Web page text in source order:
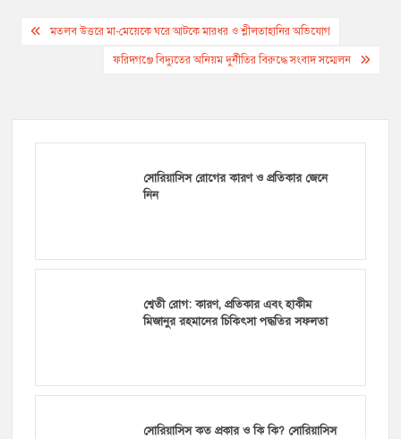
Post
navigation
মতলব উত্তরে মা-মেয়েকে ঘরে আটকে মারধর ও শ্লীলতাহানির অভিযোগ
ফরিদগঞ্জে বিদ্যুতের অনিয়ম দুর্নীতির বিরুদ্ধে সংবাদ সম্মেলন
সোরিয়াসিস রোগের কারণ ও প্রতিকার জেনে
নিন
শ্বেতী রোগ: কারণ, প্রতিকার এবং হাকীম
মিজানুর রহমানের চিকিৎসা পদ্ধতির সফলতা
সোরিয়াসিস কত প্রকার ও কি কি? সোরিয়াসিস